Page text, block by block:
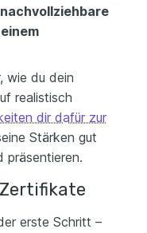
wie du dein
realistisch
dir dafür zur
Stärken gut
präsentieren.
erste Schritt –